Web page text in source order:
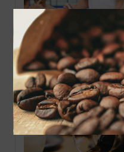
わたしが選ぶ1杯が、誰か
の挑戦を支えている。